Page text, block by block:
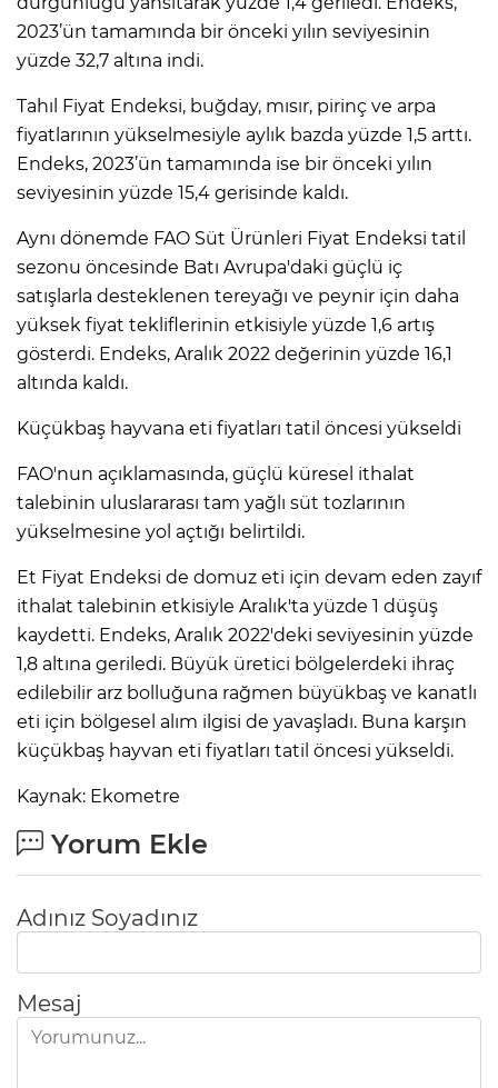
2023’ün tamamında bir önceki yılın seviyesinin
yüzde 32,7 altına indi.
Tahıl Fiyat Endeksi, buğday, mısır, pirinç ve arpa
fiyatlarının yükselmesiyle aylık bazda yüzde 1,5 arttı.
Endeks, 2023’ün tamamında ise bir önceki yılın
seviyesinin yüzde 15,4 gerisinde kaldı.
Aynı dönemde FAO Süt Ürünleri Fiyat Endeksi tatil
sezonu öncesinde Batı Avrupa'daki güçlü iç
satışlarla desteklenen tereyağı ve peynir için daha
yüksek fiyat tekliflerinin etkisiyle yüzde 1,6 artış
gösterdi. Endeks, Aralık 2022 değerinin yüzde 16,1
altında kaldı.
Küçükbaş hayvana eti fiyatları tatil öncesi yükseldi
FAO'nun açıklamasında, güçlü küresel ithalat
talebinin uluslararası tam yağlı süt tozlarının
yükselmesine yol açtığı belirtildi.
Et Fiyat Endeksi de domuz eti için devam eden zayıf
ithalat talebinin etkisiyle Aralık'ta yüzde 1 düşüş
kaydetti. Endeks, Aralık 2022'deki seviyesinin yüzde
1,8 altına geriledi. Büyük üretici bölgelerdeki ihraç
edilebilir arz bolluğuna rağmen büyükbaş ve kanatlı
eti için bölgesel alım ilgisi de yavaşladı. Buna karşın
küçükbaş hayvan eti fiyatları tatil öncesi yükseldi.
Kaynak: Ekometre
Yorum Ekle
Adınız Soyadınız
Mesaj